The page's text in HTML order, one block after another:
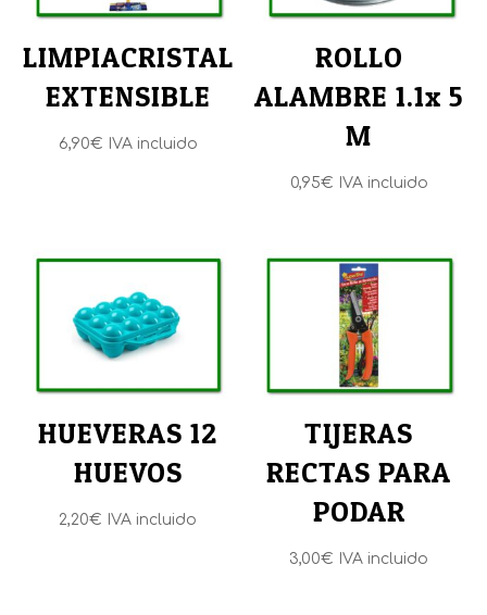
LIMPIACRISTAL
EXTENSIBLE
6,90€ IVA incluido
ROLLO
ALAMBRE 1.1x 5
M
0,95€ IVA incluido
HUEVERAS 12
HUEVOS
2,20€ IVA incluido
TIJERAS
RECTAS PARA
PODAR
3,00€ IVA incluido